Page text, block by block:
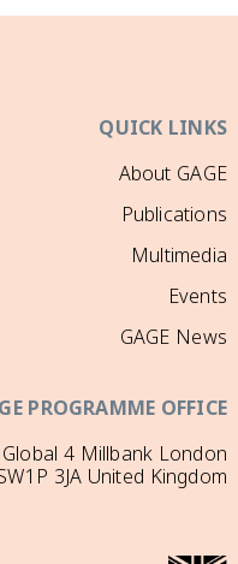
QUICK LINKS
About GAGE
Publications
Multimedia
Events
GAGE News
PROGRAMME OFFICE
4 Millbank London
3JA United Kingdom